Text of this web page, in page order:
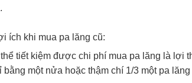
ích khi mua pa lăng cũ:
tiết kiệm được chi phí mua pa lăng là lợi
bằng một nửa hoặc thậm chí 1/3 một pa